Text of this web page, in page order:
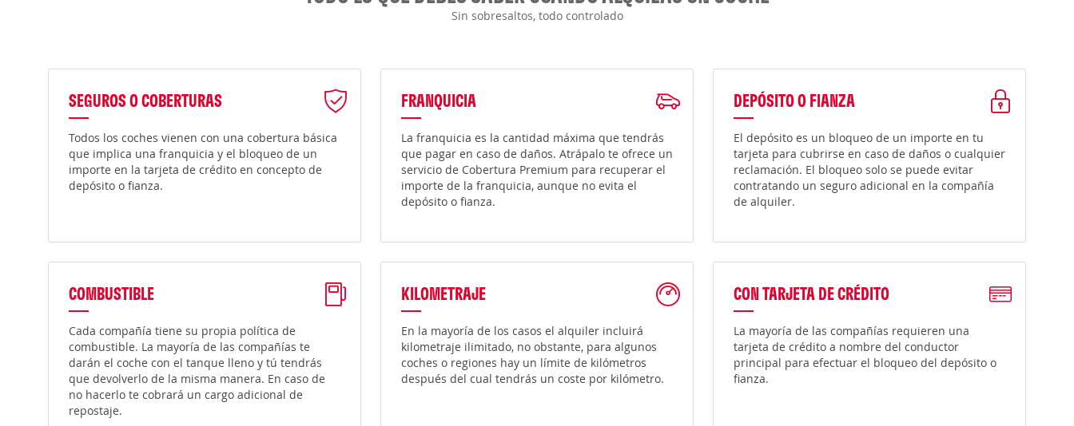
Sin sobresaltos, todo controlado
SEGUROS O COBERTURAS
Todos los coches vienen con una cobertura básica
que implica una franquicia y el bloqueo de un
importe en la tarjeta de crédito en concepto de
depósito o fianza.
FRANQUICIA
La franquicia es la cantidad máxima que tendrás
que pagar en caso de daños. Atrápalo te ofrece un
servicio de Cobertura Premium para recuperar el
importe de la franquicia, aunque no evita el
depósito o fianza.
DEPÓSITO O FIANZA
El depósito es un bloqueo de un importe en tu
tarjeta para cubrirse en caso de daños o cualquier
reclamación. El bloqueo solo se puede evitar
contratando un seguro adicional en la compañía
de alquiler.
COMBUSTIBLE
Cada compañía tiene su propia política de
combustible. La mayoría de las compañías te
darán el coche con el tanque lleno y tú tendrás
que devolverlo de la misma manera. En caso de
no hacerlo te cobrará un cargo adicional de
repostaje.
KILOMETRAJE
En la mayoría de los casos el alquiler incluirá
kilometraje ilimitado, no obstante, para algunos
coches o regiones hay un límite de kilómetros
después del cual tendrás un coste por kilómetro.
CON TARJETA DE CRÉDITO
La mayoría de las compañías requieren una
tarjeta de crédito a nombre del conductor
principal para efectuar el bloqueo del depósito o
fianza.